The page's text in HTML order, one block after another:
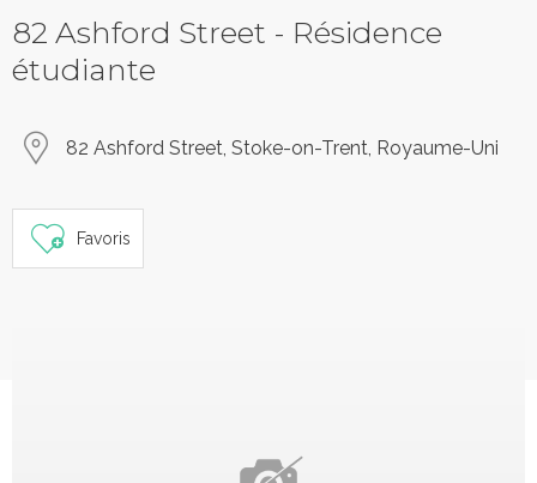
82 Ashford Street - Résidence
étudiante
82 Ashford Street, Stoke-on-Trent, Royaume-Uni
Favoris